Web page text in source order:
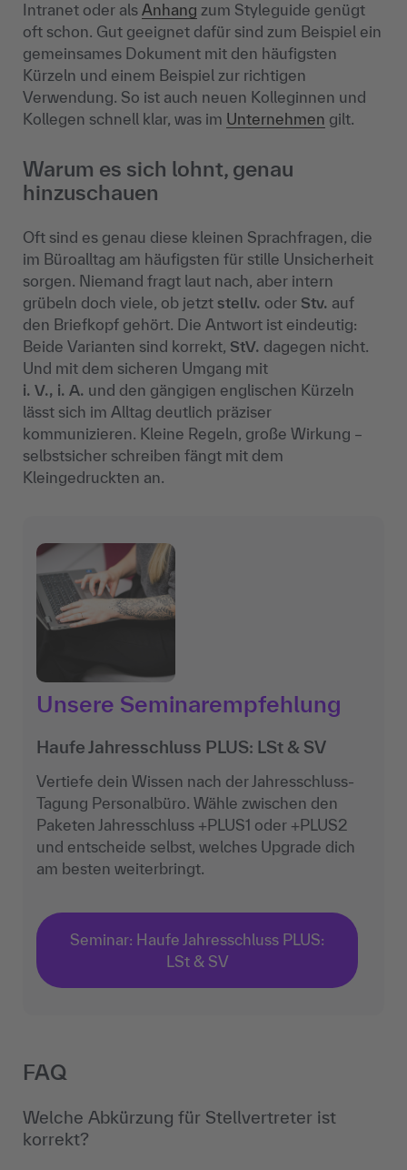
Intranet oder als Anhang zum Styleguide genügt
oft schon. Gut geeignet dafür sind zum Beispiel ein
gemeinsames Dokument mit den häufigsten
Kürzeln und einem Beispiel zur richtigen
Verwendung. So ist auch neuen Kolleginnen und
Kollegen schnell klar, was im Unternehmen gilt.
Warum es sich lohnt, genau
hinzuschauen
Oft sind es genau diese kleinen Sprachfragen, die
im Büroalltag am häufigsten für stille Unsicherheit
sorgen. Niemand fragt laut nach, aber intern
grübeln doch viele, ob jetzt stellv. oder Stv. auf
den Briefkopf gehört. Die Antwort ist eindeutig:
Beide Varianten sind korrekt, StV. dagegen nicht.
Und mit dem sicheren Umgang mit
i. V., i. A. und den gängigen englischen Kürzeln
lässt sich im Alltag deutlich präziser
kommunizieren. Kleine Regeln, große Wirkung –
selbstsicher schreiben fängt mit dem
Kleingedruckten an.
Unsere Seminarempfehlung
Haufe Jahresschluss PLUS: LSt & SV
Vertiefe dein Wissen nach der Jahresschluss-
Tagung Personalbüro. Wähle zwischen den
Paketen Jahresschluss +PLUS1 oder +PLUS2
und entscheide selbst, welches Upgrade dich
am besten weiterbringt.
Seminar: Haufe Jahresschluss PLUS:
LSt & SV
FAQ
Welche Abkürzung für Stellvertreter ist
korrekt?